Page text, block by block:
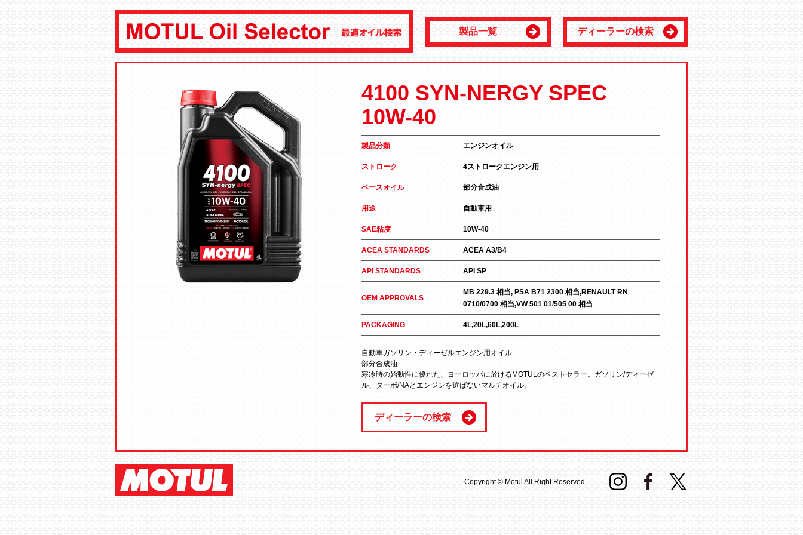
製品一覧 ディーラーの検索
4100 SYN-NERGY SPEC
10W-40
製品分類 エンジンオイル
ストローク 4ストロークエンジン用
ベースオイル 部分合成油
用途 自動車用
SAE粘度 10W-40
ACEA STANDARDS ACEA A3/B4
API STANDARDS API SP
OEM APPROVALS
MB 229.3 相当, PSA B71 2300 相当,RENAULT RN
0710/0700 相当,VW 501 01/505 00 相当
PACKAGING 4L,20L,60L,200L
自動車ガソリン・ディーゼルエンジン用オイル
部分合成油
寒冷時の始動性に優れた、ヨーロッパに於けるMOTULのベストセラー。ガソリン/ディーゼ
ル、ターボ/NAとエンジンを選ばないマルチオイル。
ディーラーの検索
Copyright © Motul All Right Reserved.